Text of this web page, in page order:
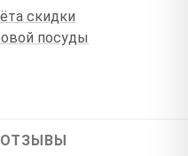
скидки
посуды
ОТЗЫВЫ